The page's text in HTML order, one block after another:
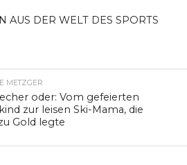
AUS DER WELT DES SPORTS
METZGER
oder: Vom gefeierten
zur leisen Ski-Mama, die
Gold legte